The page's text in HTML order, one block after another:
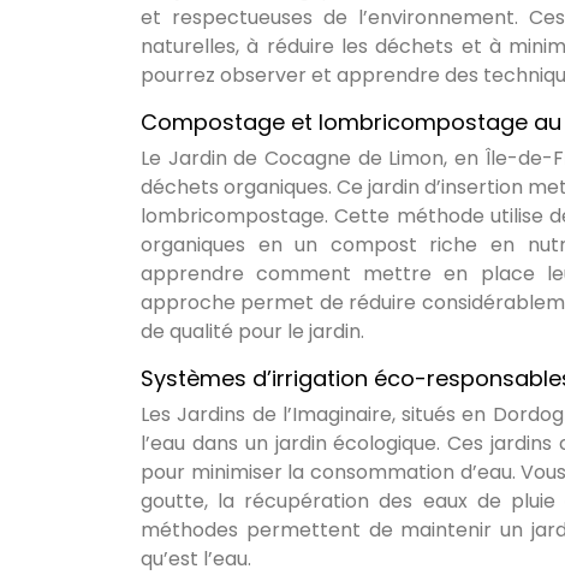
et respectueuses de l’environnement.
naturelles, à réduire les déchets et à
pourrez observer et apprendre des
Compostage et lombricompostage
Le Jardin de Cocagne de Limon, en Île-
déchets organiques. Ce jardin d’insertion
lombricompostage. Cette méthode utilise
organiques en un compost riche en
apprendre comment mettre en place
approche permet de réduire
de qualité pour le jardin.
Systèmes d’irrigation éco-
Les Jardins de l’Imaginaire, situés en
l’eau dans un jardin écologique. Ces
pour minimiser la consommation d’eau.
goutte, la récupération des eaux de
méthodes permettent de maintenir un
qu’est l’eau.